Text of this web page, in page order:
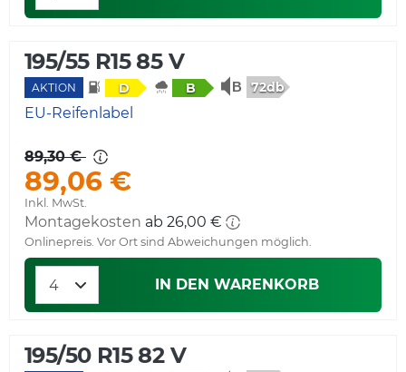
195/55 R15 85 V
AKTION D B 72db
EU-Reifenlabel
89,30 €
89,06 €
Inkl. MwSt.
Montagekosten ab 26,00 €
Onlinepreis. Vor Ort sind Abweichungen möglich.
IN DEN WARENKORB
195/50 R15 82 V